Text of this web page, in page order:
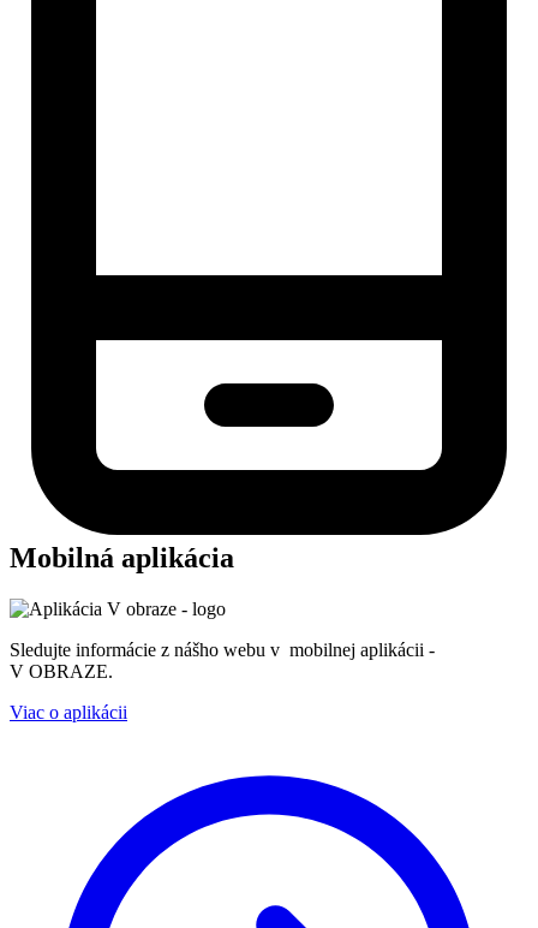
Mobilná aplikácia
Sledujte informácie z nášho webu v mobilnej aplikácii -
V OBRAZE.
Viac o aplikácii